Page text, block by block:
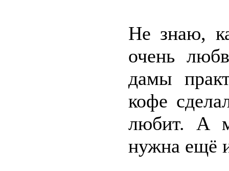
Не знаю,
очень
дамы
кофе
любит. А
нужна ещё